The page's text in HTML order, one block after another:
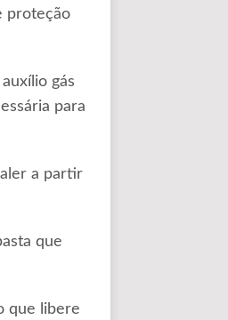
proteção
gás
para
a partir
que
que libere